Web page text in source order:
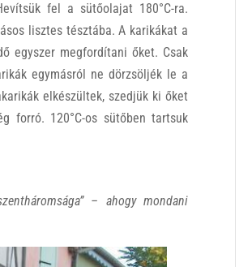
fel a sütőolajat 180°C-ra.
lisztes tésztába. A karikákat a
egyszer megfordítani őket. Csak
egymásról ne dörzsöljék le a
elkészültek, szedjük ki őket
forró. 120°C-os sütőben tartsuk
– ahogy mondani